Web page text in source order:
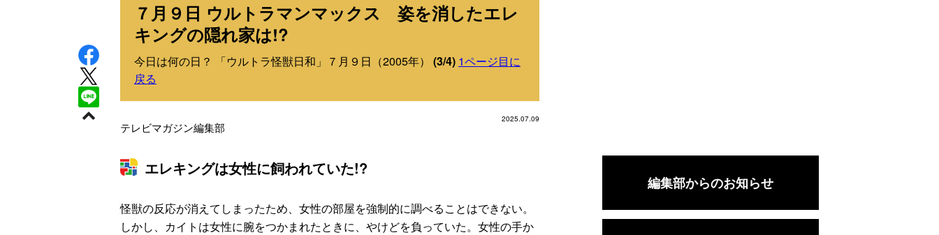
７月９日 ウルトラマンマックス 姿を消したエレ
キングの隠れ家は!?
今日は何の日？ 「ウルトラ怪獣日和」７月９日（2005年） (3/4) 1ページ目に
戻る
2025.07.09
テレビマガジン編集部
エレキングは女性に飼われていた!?
怪獣の反応が消えてしまったため、女性の部屋を強制的に調べることはできない。
しかし、カイトは女性に腕をつかまれたときに、やけどを負っていた。女性の手か
編集部からのお知らせ